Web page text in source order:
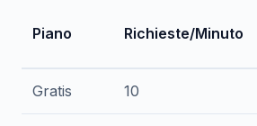
Piano Richieste/Minuto
Gratis 10